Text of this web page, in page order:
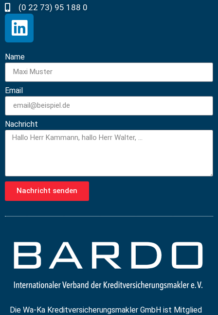
(0 22 73) 95 188 0
Name
Email
Nachricht
Nachricht senden
Die Wa-Ka Kreditversicherungsmakler GmbH ist Mitglied